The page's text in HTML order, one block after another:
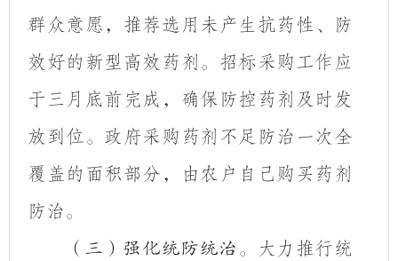
群众意愿，推荐选用未产生抗药性、防
效好的新型高效药剂。招标采购工作应
于三月底前完成， 确保防控药剂及时发
放到位。政府采购药剂不足防治一次全
覆盖的面积部分，由农户自己购买药剂
防治。
（三）强化统防统治。 大力 推行统